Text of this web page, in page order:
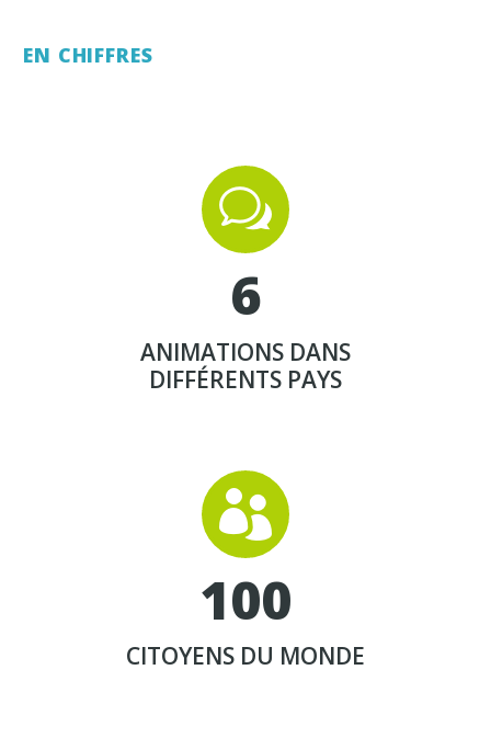
EN CHIFFRES
w
w
6
ANIMATIONS DANS
DIFFÉRENTS PAYS


100
CITOYENS DU MONDE